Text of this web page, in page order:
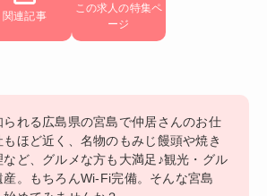
関連記事
この求人の特集ペ
ージ
れる広島県の宮島で仲居さんのお仕
ほど近く、名物のもみじ饅頭や焼き
ど、グルメな方も大満足♪観光・グル
産。もちろんWi-Fi完備。そんな宮島